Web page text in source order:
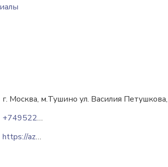
г. Москва, м.Тушино ул. Василия
+74952233871
https://azarakhshgroup.ru